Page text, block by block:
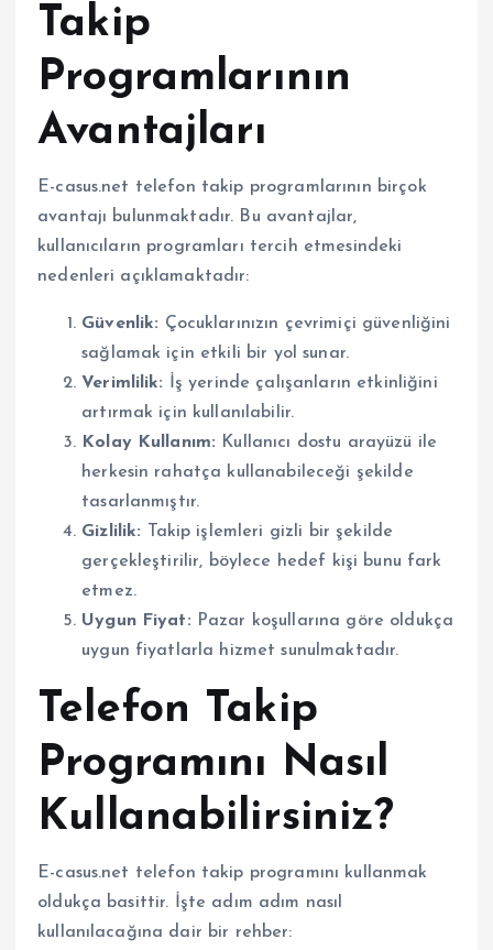
Takip
Programlarının
Avantajları
E-casus.net telefon takip programlarının birçok
avantajı bulunmaktadır. Bu avantajlar,
kullanıcıların programları tercih etmesindeki
nedenleri açıklamaktadır:
Güvenlik: Çocuklarınızın çevrimiçi güvenliğini
sağlamak için etkili bir yol sunar.
Verimlilik:
İş yerinde çalışanların etkinliğini
artırmak için kullanılabilir.
Kolay Kullanım: Kullanıcı dostu arayüzü ile
herkesin rahatça kullanabileceği şekilde
tasarlanmıştır.
Gizlilik: Takip işlemleri gizli bir şekilde
gerçekleştirilir, böylece hedef kişi bunu fark
etmez.
Uygun Fiyat: Pazar koşullarına göre oldukça
uygun fiyatlarla hizmet sunulmaktadır.
Telefon Takip
Programını Nasıl
Kullanabilirsiniz?
E-casus.net telefon takip programını kullanmak
oldukça basittir. İşte adım adım nasıl
kullanılacağına dair bir rehber: